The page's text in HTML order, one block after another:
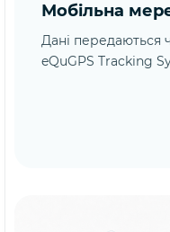
Мобільна
Дані передаються
eQuGPS Tracking